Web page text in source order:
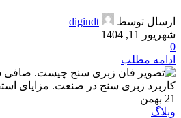
ارسال توسط
digindt
شهریور 11, 1404
0
ادامه مطلب
21 بهمن
وبلاگ